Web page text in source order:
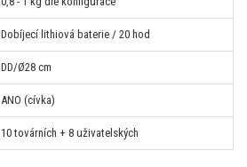
Dobíjecí lithiová baterie / 20 hod
DD/Ø28 cm
ANO (cívka)
10 továrních + 8 uživatelských